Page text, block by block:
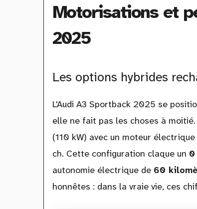
Motorisations et
2025
Les options hybrides
L'Audi A3 Sportback 2025 se
elle ne fait pas les choses à moitié.
(110 kW) avec un moteur
ch. Cette configuration claque un
autonomie électrique de 60
honnêtes : dans la vraie vie, ces